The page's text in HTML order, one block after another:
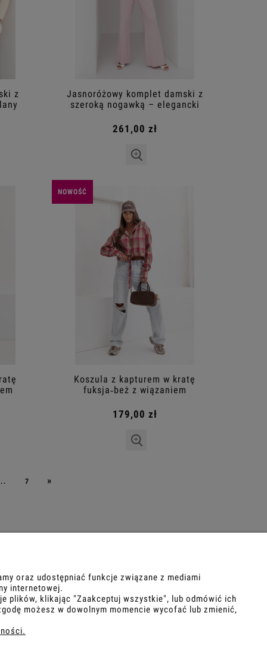
z
Jasnoróżowy komplet damski z
szeroką nogawką – elegancki
261,00 zł
Koszula z kapturem w kratę
fuksja‑beż z wiązaniem
179,00 zł
NOWOŚĆ
7 »
POMOC
Regulamin
oraz udostępniać funkcje związane z mediami
internetowej.
plików, klikając "Zaakceptuj wszystkie", lub odmówić ich
możesz w dowolnym momencie wycofać lub zmienić,